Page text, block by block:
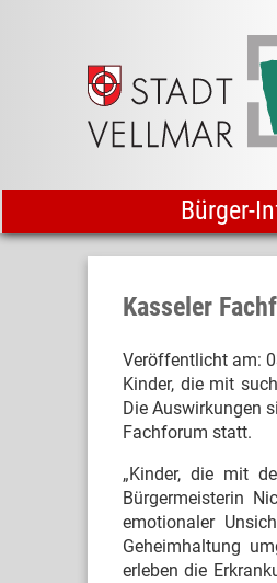
Bürger-
Kasseler
Veröffentlicht am:
Kinder, die mit
Die Auswirkungen
Fachforum statt.
„Kinder, die mit
Bürgermeisterin
emotionaler
Geheimhaltung
erleben die